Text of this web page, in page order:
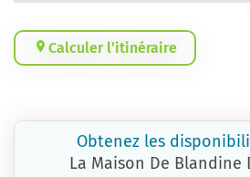
Calculer l’itinéraire
Obtenez les
La Maison De Blandine